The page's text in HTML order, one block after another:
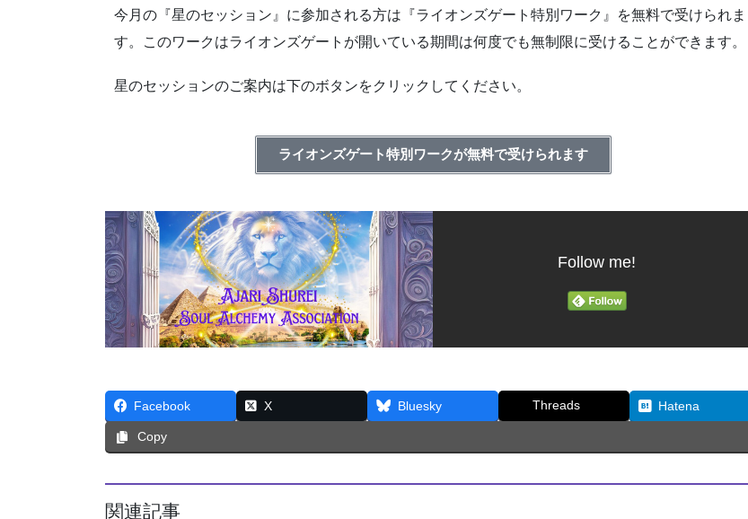
今月の『星のセッション』に参加される方は『ライオンズゲート特別ワーク』を無料で受けられま
す。このワークはライオンズゲートが開いている期間は何度でも無制限に受けることができます。
星のセッションのご案内は下のボタンをクリックしてください。
ライオンズゲート特別ワークが無料で受けられます
Follow me!
Facebook X Bluesky Threads Hatena
Copy
関連記事